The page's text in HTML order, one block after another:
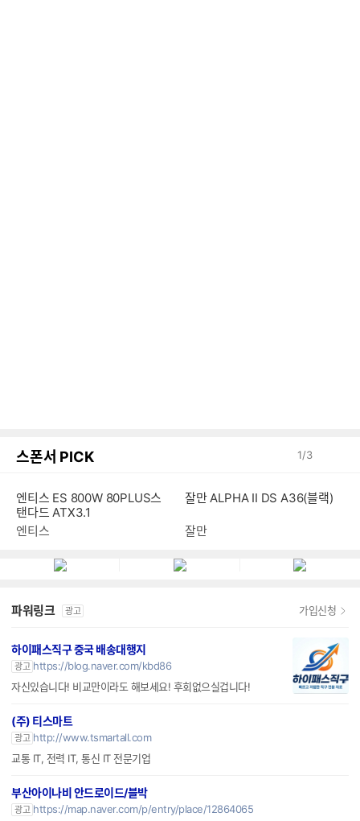
스폰서 PICK 1/3
엔티스 ES 800W 80PLUS스
탠다드 ATX3.1
엔티스
잘만 ALPHA II DS A36(블랙)
잘만
파워링크 광고 가입신청
하이패스직구 중국 배송대행지
광고 https://blog.naver.com/kbd86
자신있습니다! 비교만이라도 해보세요! 후회없으실겁니다!
(주) 티스마트
광고 http://www.tsmartall.com
교통 IT, 전력 IT, 통신 IT 전문기업
부산아이나비 안드로이드/블박
광고 https://map.naver.com/p/entry/place/12864065